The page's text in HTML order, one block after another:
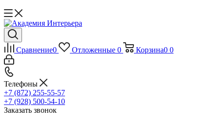
Сравнение0 Отложенные 0 Корзина0 0
Телефоны
+7 (872) 255-55-57
+7 (928) 500-54-10
Заказать звонок